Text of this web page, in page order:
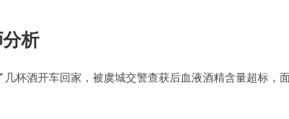
析
杯酒开车回家，被虞城交警查获后血液酒精含量超标，